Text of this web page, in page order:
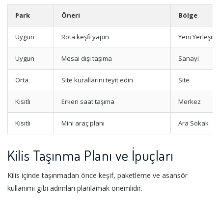
Park Öneri Bölge
Uygun Rota keşfi yapın Yeni Yerleşim
Uygun Mesai dışı taşıma Sanayi
Orta Site kurallarını teyit edin Site
Kısıtlı Erken saat taşıma Merkez
Kısıtlı Mini araç planı Ara Sokak
Kilis Taşınma Planı ve İpuçları
Kilis içinde taşınmadan önce keşif, paketleme ve asansör
kullanımı gibi adımları planlamak önemlidir.